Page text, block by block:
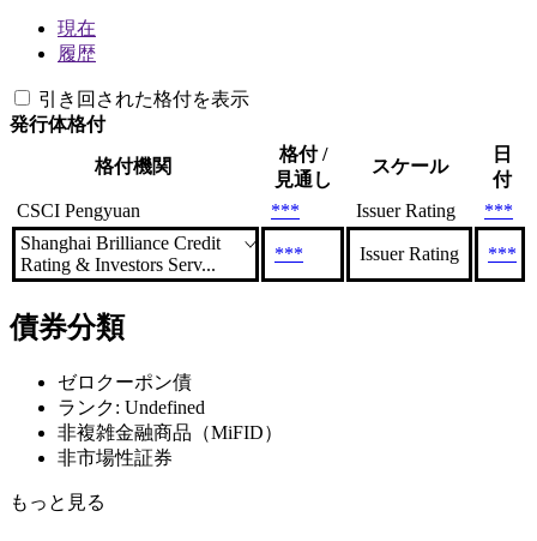
現在
履歴
引き回された格付を表示
発行体格付
格付機関
格付 /
見通し
スケール
日
付
CSCI Pengyuan
*** Issuer Rating
***
Shanghai Brilliance Credit
Rating & Investors Serv...
*** Issuer Rating ***
債券分類
ゼロクーポン債
ランク: Undefined
非複雑金融商品（MiFID）
非市場性証券
もっと見る